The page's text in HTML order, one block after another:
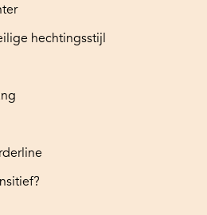
hechtingsstijl